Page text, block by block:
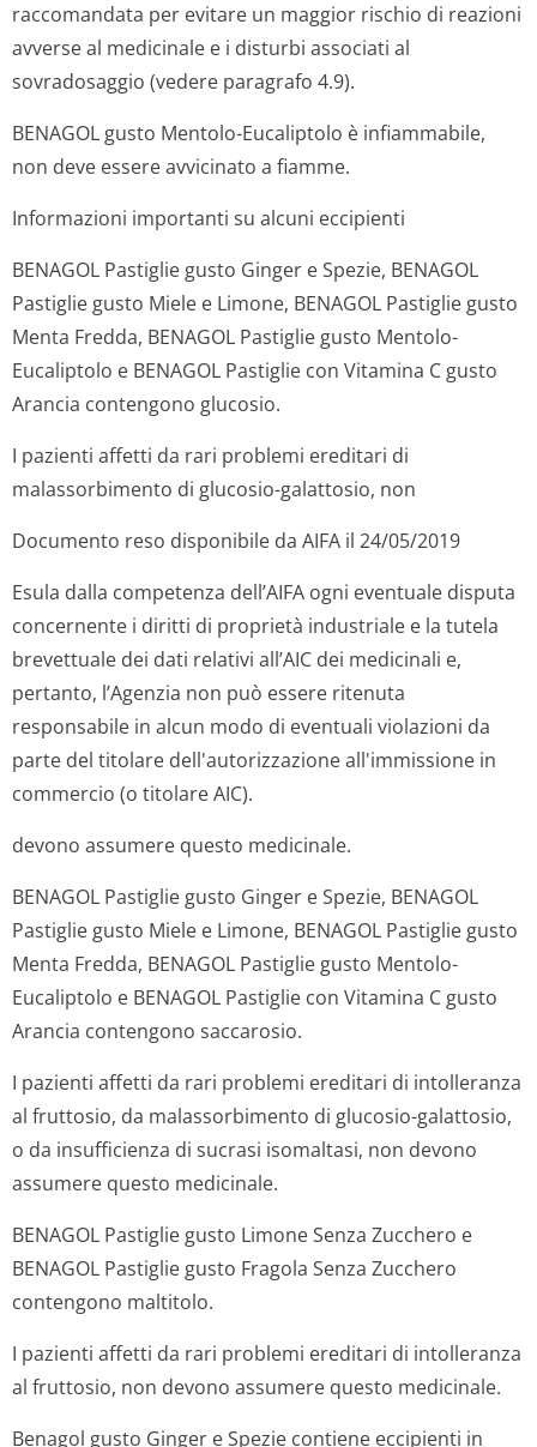
raccomandata per evitare un maggior rischio di reazioni
avverse al medicinale e i disturbi associati al
sovradosaggio (vedere paragrafo 4.9).
BENAGOL gusto Mentolo-Eucaliptolo è infiammabile,
non deve essere avvicinato a fiamme.
Informazioni importanti su alcuni eccipienti
BENAGOL Pastiglie gusto Ginger e Spezie, BENAGOL
Pastiglie gusto Miele e Limone, BENAGOL Pastiglie gusto
Menta Fredda, BENAGOL Pastiglie gusto Mentolo-
Eucaliptolo e BENAGOL Pastiglie con Vitamina C gusto
Arancia contengono glucosio.
I pazienti affetti da rari problemi ereditari di
malassorbimento di glucosio-galattosio, non
Documento reso disponibile da AIFA il 24/05/2019
Esula dalla competenza dell’AIFA ogni eventuale disputa
concernente i diritti di proprietà industriale e la tutela
brevettuale dei dati relativi all’AIC dei medicinali e,
pertanto, l’Agenzia non può essere ritenuta
responsabile in alcun modo di eventuali violazioni da
parte del titolare dell'autorizzazione all'immissione in
commercio (o titolare AIC).
devono assumere questo medicinale.
BENAGOL Pastiglie gusto Ginger e Spezie, BENAGOL
Pastiglie gusto Miele e Limone, BENAGOL Pastiglie gusto
Menta Fredda, BENAGOL Pastiglie gusto Mentolo-
Eucaliptolo e BENAGOL Pastiglie con Vitamina C gusto
Arancia contengono saccarosio.
I pazienti affetti da rari problemi ereditari di intolleranza
al fruttosio, da malassorbimento di glucosio-galattosio,
o da insufficienza di sucrasi isomaltasi, non devono
assumere questo medicinale.
BENAGOL Pastiglie gusto Limone Senza Zucchero e
BENAGOL Pastiglie gusto Fragola Senza Zucchero
contengono maltitolo.
I pazienti affetti da rari problemi ereditari di intolleranza
al fruttosio, non devono assumere questo medicinale.
Benagol gusto Ginger e Spezie contiene eccipienti in